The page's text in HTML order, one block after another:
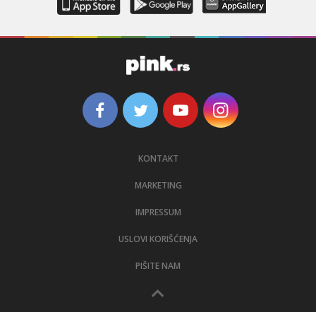
KONTAKT
MARKETING
IMPRESSUM
USLOVI KORIŠĆENJA
PIŠITE NAM